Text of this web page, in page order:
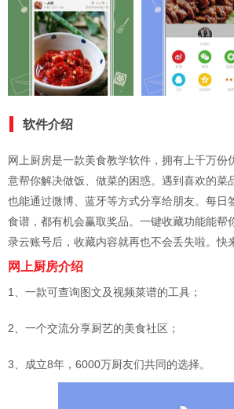
软件介绍
网上厨房是一款美食教学软件，拥有上千万份
意帮你解决做饭、做菜的困惑。遇到喜欢的菜
也能通过微博、蓝牙等方式分享给朋友。每日
食谱，都有机会赢取奖品。一键收藏功能能帮
录云账号后，收藏内容就再也不会丢失啦。快
网上厨房介绍
1、一款可查询图文及视频菜谱的工具；
2、一个交流分享厨艺的美食社区；
3、成立8年，6000万厨友们共同的选择。